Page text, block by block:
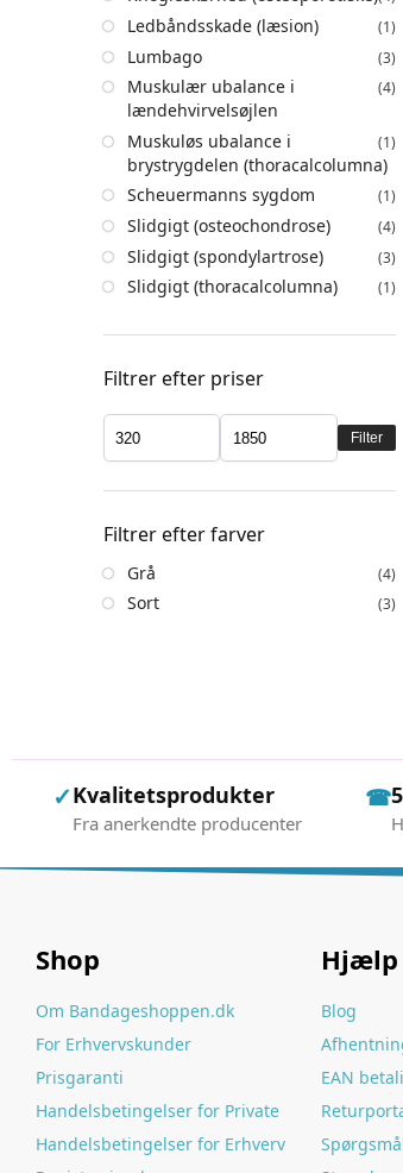
Ledbåndsskade (læsion) (1)
Lumbago (3)
Muskulær ubalance i
lændehvirvelsøjlen
(4)
Muskuløs ubalance i
brystrygdelen (thoracalcolumna)
(1)
Scheuermanns sygdom (1)
Slidgigt (osteochondrose) (4)
Slidgigt (spondylartrose) (3)
Slidgigt (thoracalcolumna) (1)
Filtrer efter priser
Filter
Filtrer efter farver
Grå (4)
Sort (3)
✓Kvalitetsprodukter
Fra anerkendte producenter
☎
Shop
Om Bandageshoppen.dk
For Erhvervskunder
Prisgaranti
Handelsbetingelser for Private
Handelsbetingelser for Erhverv
Hjælp
Blog
EAN